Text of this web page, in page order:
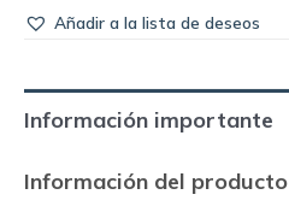
Añadir a la lista de deseos
Información importante
Información del producto